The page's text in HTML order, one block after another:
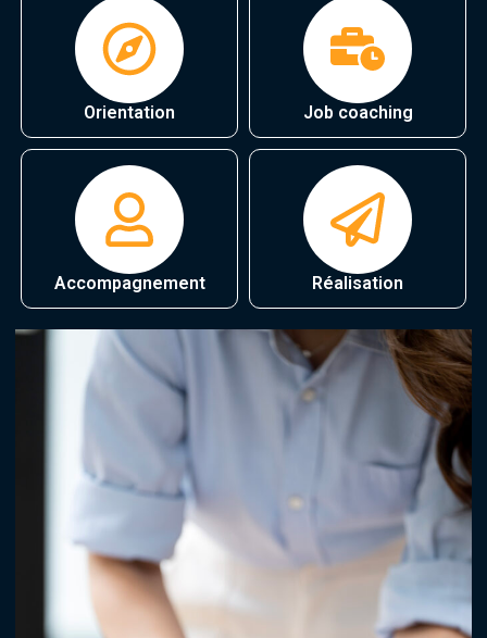
Orientation Job coaching
Accompagnement Réalisation